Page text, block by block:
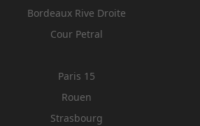
Bordeaux Rive Droite
Cour Petral
Paris 15
Rouen
Strasbourg